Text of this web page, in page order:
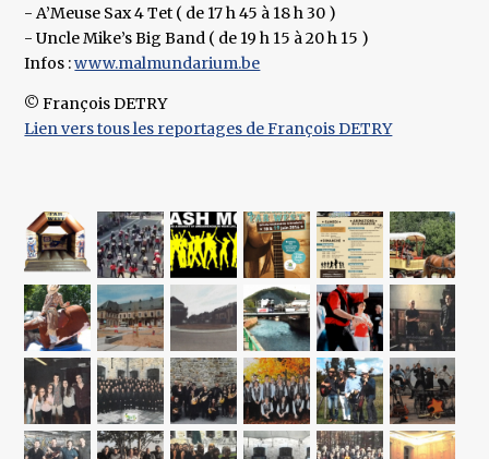
- A’Meuse Sax 4 Tet ( de 17 h 45 à 18 h 30 )
- Uncle Mike’s Big Band ( de 19 h 15 à 20 h 15 )
Infos :www.malmundarium.be
© François DETRY
Lien vers tous les reportages de François DETRY